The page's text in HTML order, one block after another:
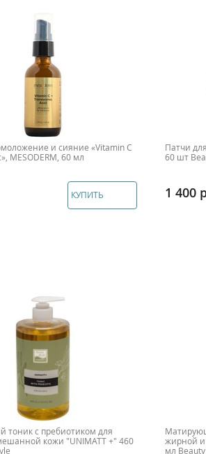
и сияние «Vitamin C
MESODERM, 60 мл
КУПИТЬ
Патчи
60 шт
1 400
тоник с пребиотиком для
кожи "UNIMATT +" 460
жирной и
мл